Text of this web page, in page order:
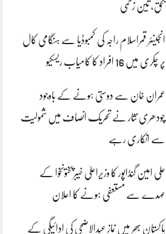
بحق، تین زخمی
انجینئر قمراسلام راجہ کی کمبوڈیا سے ہنگامی کال
پر چکری میں 16 افراد کا کامیاب ریسکیو
عمران خان سے دوستی ہونے کے باوجود
چودھری نثار نے تحریک انصاف میں شمولیت
سے انکاری رہے
علی امین گنڈاپور کا وزیراعلیٰ خیبرپختونخوا کے
عہدے سے مستعفی ہونے کا اعلان
پاکستان بھر میں نمازِ عیدالاضحی کی ادائیگی کے